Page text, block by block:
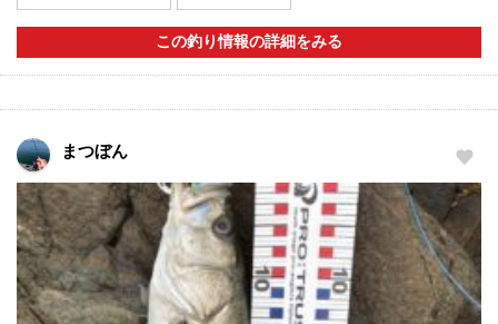
この釣り情報の詳細をみる
まつぼん